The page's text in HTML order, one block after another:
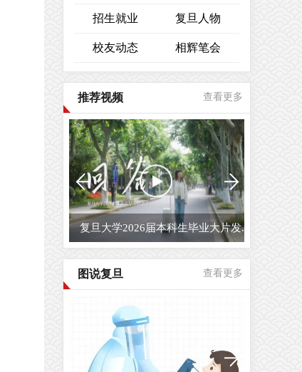
招生就业 复旦人物
校友动态 相辉笔会
推荐视频 查看更多
复旦大学2026届本科生毕业大片发...
图说复旦 查看更多